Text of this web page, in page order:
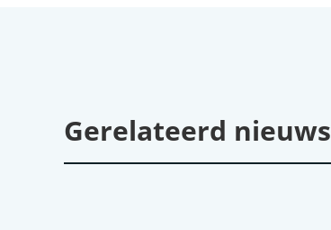
Gerelateerd nieuws